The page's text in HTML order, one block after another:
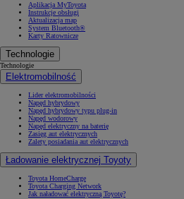
Aplikacja MyToyota
Instrukcje obsługi
Aktualizacja map
System Bluetooth®
Karty Ratownicze
Technologie
Technologie
Elektromobilność
Lider elektromobilności
Napęd hybrydowy
Napęd hybrydowy typu plug-in
Napęd wodorowy
Napęd elektryczny na baterię
Zasięg aut elektrycznych
Zalety posiadania aut elektrycznych
Ładowanie elektrycznej Toyoty
Toyota HomeCharge
Toyota Charging Network
Jak naładować elektryczną Toyotę?